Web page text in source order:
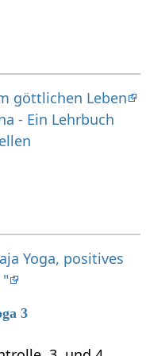
göttlichen Leben
- Ein Lehrbuch
Yoga, positives
"
3